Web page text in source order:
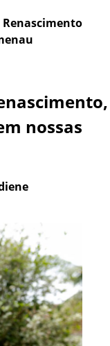
Renascimento
nossas